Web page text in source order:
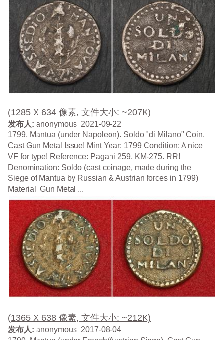
(1285 X 634 像素, 文件大小: ~207K)
发布人: anonymous 2021-09-22
1799, Mantua (under Napoleon). Soldo "di Milano" Coin.
Cast Gun Metal Issue! Mint Year: 1799 Condition: A nice
VF for type! Reference: Pagani 259, KM-275. RR!
Denomination: Soldo (cast coinage, made during the
Siege of Mantua by Russian & Austrian forces in 1799)
Material: Gun Metal ...
(1365 X 638 像素, 文件大小: ~212K)
发布人: anonymous 2017-08-04